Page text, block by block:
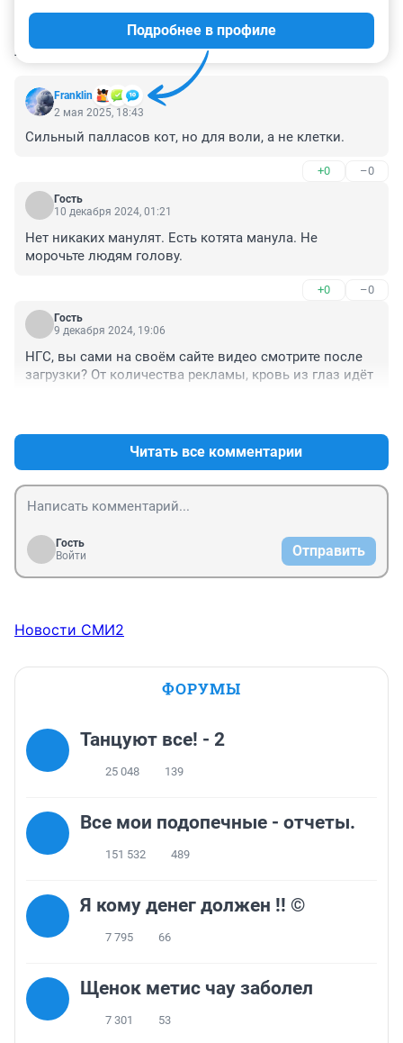
КОММЕНТАРИИ 28
Franklin
Подробнее в профиле
2 мая 2025, 18:43
Сильный палласов кот, но для воли, а не клетки.
+0 –0
Гость
10 декабря 2024, 01:21
Нет никаких манулят. Есть котята манула. Не
морочьте людям голову.
+0 –0
Гость
9 декабря 2024, 19:06
НГС, вы сами на своём сайте видео смотрите после
загрузки? От количества рекламы, кровь из глаз идёт
Читать все комментарии
Гость
Войти
Отправить
Новости СМИ2
ФОРУМЫ
Танцуют все! - 2
25 048 139
Все мои подопечные - отчеты.
151 532 489
Я кому денег должен !! ©
7 795 66
Щенок метис чау заболел
7 301 53